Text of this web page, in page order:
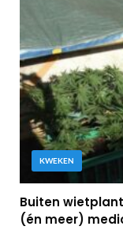
KWEKEN
Buiten
(én meer)